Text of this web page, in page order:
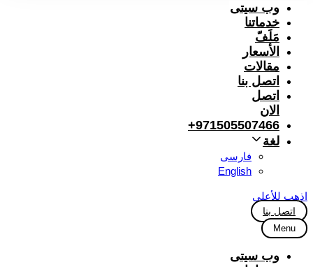
وب سیتی
خدماتنا
مَلَفّ
الأسعار
مقالات
اتصل بنا
اتصل
الان
971505507466+
لغة
فارسی
English
اذهب للأعلى
اتصل بنا
Menu
وب سیتی